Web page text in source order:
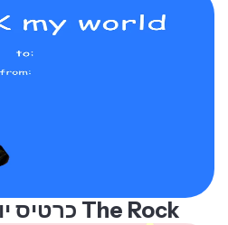
כרטיס יום האהבה של The Rock